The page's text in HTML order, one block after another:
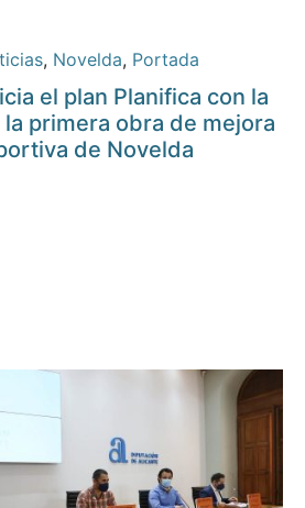
, Novelda, Portada
el plan Planifica con la
primera obra de mejora
de Novelda